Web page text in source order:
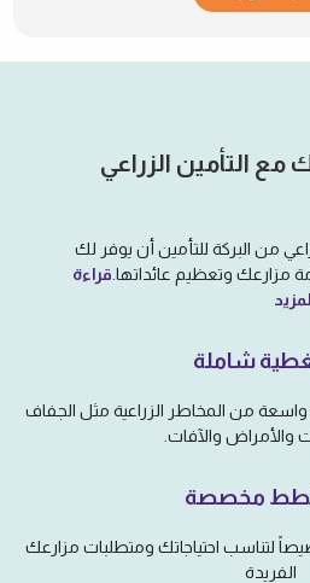
التأمين الزراعي
من البركة للتأمين أن يوفر لك
مزارعك وتعظيم عائداتها. قراءة
شاملة
من المخاطر الزراعية مثل الجفاف
والأمراض والآفات.
مخصصة
لتناسب احتياجاتك ومتطلبات مزارعك
الفريدة